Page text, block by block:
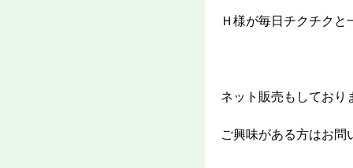
Ｈ様が毎日チクチク
ネット販売もしており
ご興味がある方はお問